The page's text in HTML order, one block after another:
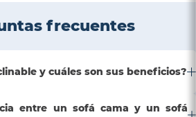
frecuentes
y cuáles son sus beneficios?
entre un sofá cama y un sofá